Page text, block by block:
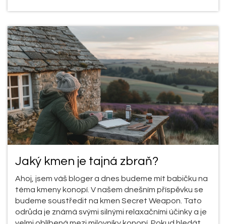
Jaký kmen je tajná zbraň?
Ahoj, jsem váš bloger a dnes budeme mít babičku na
téma kmeny konopí. V našem dnešním příspěvku se
budeme soustředit na kmen Secret Weapon. Tato
odrůda je známá svými silnými relaxačními účinky a je